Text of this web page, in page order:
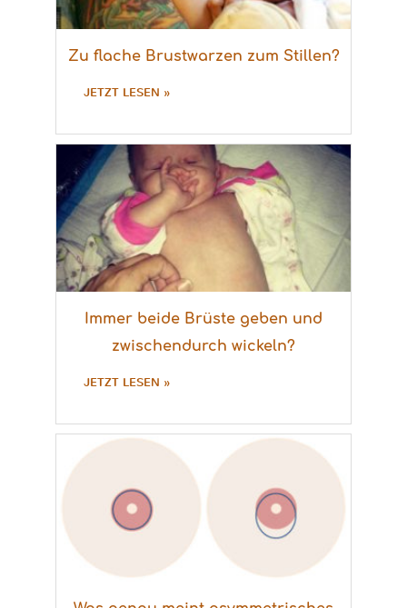
Zu flache Brustwarzen zum Stillen?
JETZT LESEN »
Immer beide Brüste geben und
zwischendurch wickeln?
JETZT LESEN »